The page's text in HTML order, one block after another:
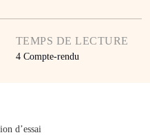
TEMPS DE LECTURE
4 Compte-rendu
d’essai